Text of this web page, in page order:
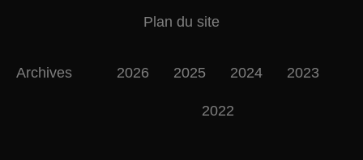
Plan du site
Archives 2026 2025 2024 2023
2022